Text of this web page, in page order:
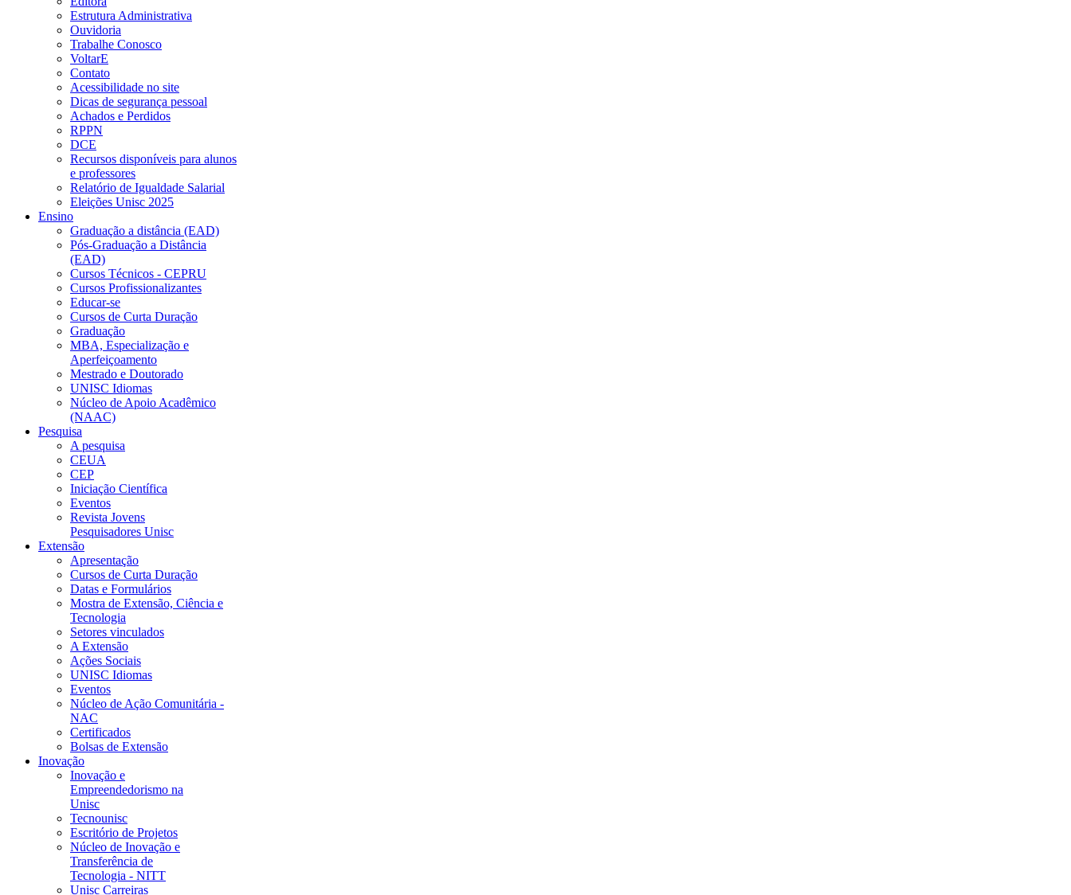
Estrutura Administrativa
Ouvidoria
Trabalhe Conosco
VoltarE
Contato
Acessibilidade no site
Dicas de segurança pessoal
Achados e Perdidos
RPPN
DCE
Recursos disponíveis para alunos
e professores
Relatório de Igualdade Salarial
Eleições Unisc 2025
Ensino
Graduação a distância (EAD)
Pós-Graduação a Distância
(EAD)
Cursos Técnicos - CEPRU
Cursos Profissionalizantes
Educar-se
Cursos de Curta Duração
Graduação
MBA, Especialização e
Aperfeiçoamento
Mestrado e Doutorado
UNISC Idiomas
Núcleo de Apoio Acadêmico
(NAAC)
Pesquisa
A pesquisa
CEUA
CEP
Iniciação Científica
Eventos
Revista Jovens
Pesquisadores Unisc
Extensão
Apresentação
Cursos de Curta Duração
Datas e Formulários
Mostra de Extensão, Ciência e
Tecnologia
Setores vinculados
A Extensão
Ações Sociais
UNISC Idiomas
Eventos
Núcleo de Ação Comunitária -
NAC
Certificados
Bolsas de Extensão
Inovação
Inovação e
Empreendedorismo na
Unisc
Tecnounisc
Escritório de Projetos
Núcleo de Inovação e
Transferência de
Tecnologia - NITT
Unisc Carreiras